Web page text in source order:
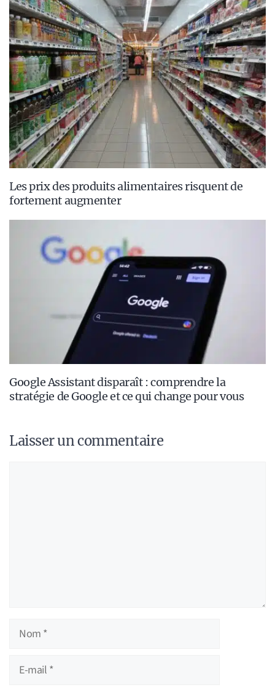
Les prix des produits alimentaires risquent de
fortement augmenter
Google Assistant disparaît : comprendre la
stratégie de Google et ce qui change pour vous
Laisser un commentaire
Nom